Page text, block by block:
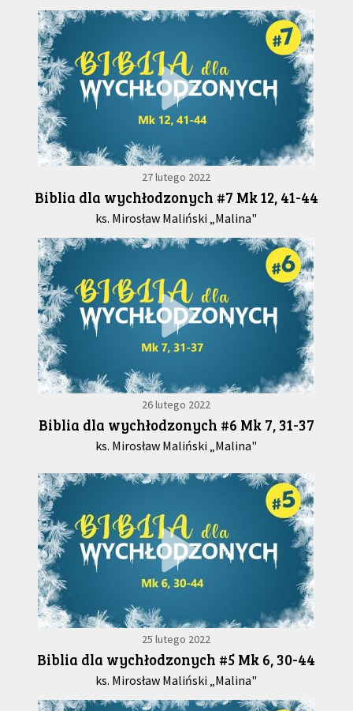
27 lutego 2022
Biblia dla wychłodzonych #7 Mk 12, 41-44
ks. Mirosław Maliński „Malina"
26 lutego 2022
Biblia dla wychłodzonych #6 Mk 7, 31-37
ks. Mirosław Maliński „Malina"
25 lutego 2022
Biblia dla wychłodzonych #5 Mk 6, 30-44
ks. Mirosław Maliński „Malina"